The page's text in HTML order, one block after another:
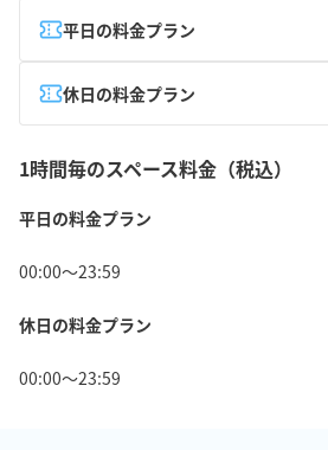
平日の料金プラン
休日の料金プラン
1時間毎のスペース料金（税込）
平日の料金プラン
00:00〜23:59
休日の料金プラン
00:00〜23:59